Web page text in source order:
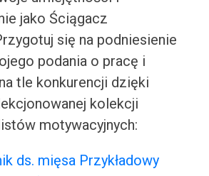
jako Ściągacz
się na podniesienie
podania o pracę i
tle konkurencji dzięki
kolekcji
motywacyjnych:
ds. mięsa Przykładowy